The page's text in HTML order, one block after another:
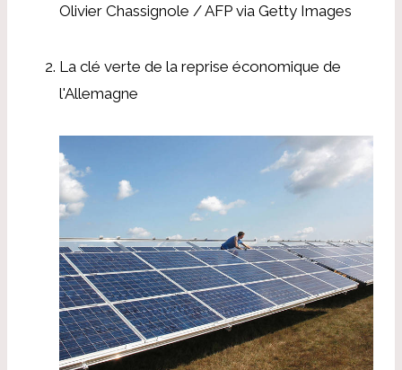
Olivier Chassignole / AFP via Getty Images
La clé verte de la reprise économique de
l'Allemagne